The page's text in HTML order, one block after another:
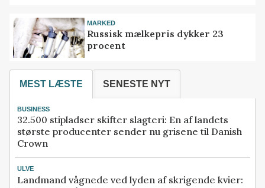
MARKED
Russisk mælkepris dykker 23
procent
MEST LÆSTE SENESTE NYT
BUSINESS
32.500 stipladser skifter slagteri: En af landets
største producenter sender nu grisene til Danish
Crown
ULVE
Landmand vågnede ved lyden af skrigende kvier: